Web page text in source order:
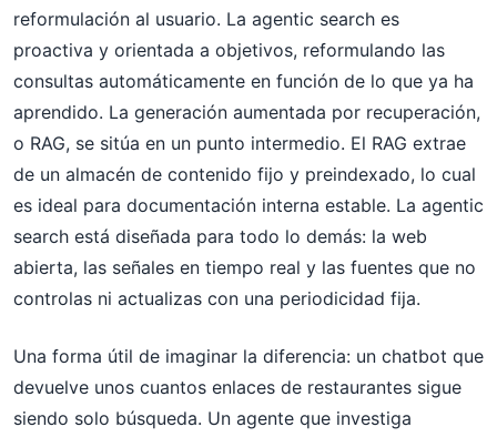
reformulación al usuario. La agentic search es
proactiva y orientada a objetivos, reformulando las
consultas automáticamente en función de lo que ya ha
aprendido. La generación aumentada por recuperación,
o RAG, se sitúa en un punto intermedio. El RAG extrae
de un almacén de contenido fijo y preindexado, lo cual
es ideal para documentación interna estable. La agentic
search está diseñada para todo lo demás: la web
abierta, las señales en tiempo real y las fuentes que no
controlas ni actualizas con una periodicidad fija.
Una forma útil de imaginar la diferencia: un chatbot que
devuelve unos cuantos enlaces de restaurantes sigue
siendo solo búsqueda. Un agente que investiga